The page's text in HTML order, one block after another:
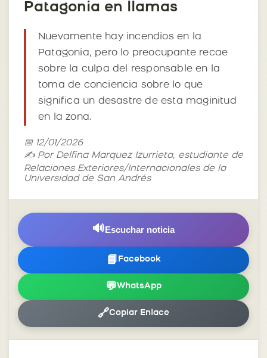
Patagonia en llamas
Nuevamente hay incendios en la
Patagonia, pero lo preocupante recae
sobre la culpa del responsable en la
toma de conciencia sobre lo que
significa un desastre de esta maginitud
en la zona.
📅 12/01/2026
✍️ Por Delfina Marquez Izurrieta, estudiante de
Relaciones Exteriores/Internacionales de la
Universidad de San Andrés
🔊Escuchar noticia
📘 Facebook
💬WhatsApp
🔗Copiar Enlace